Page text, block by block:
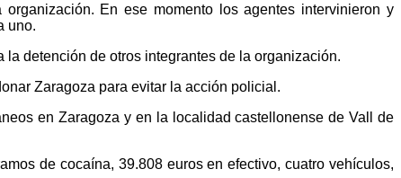
En ese momento los agentes intervinieron y
uno.
detención de otros integrantes de la organización.
Zaragoza para evitar la acción policial.
en Zaragoza y en la localidad castellonense de Vall de
de cocaína, 39.808 euros en efectivo, cuatro vehículos,